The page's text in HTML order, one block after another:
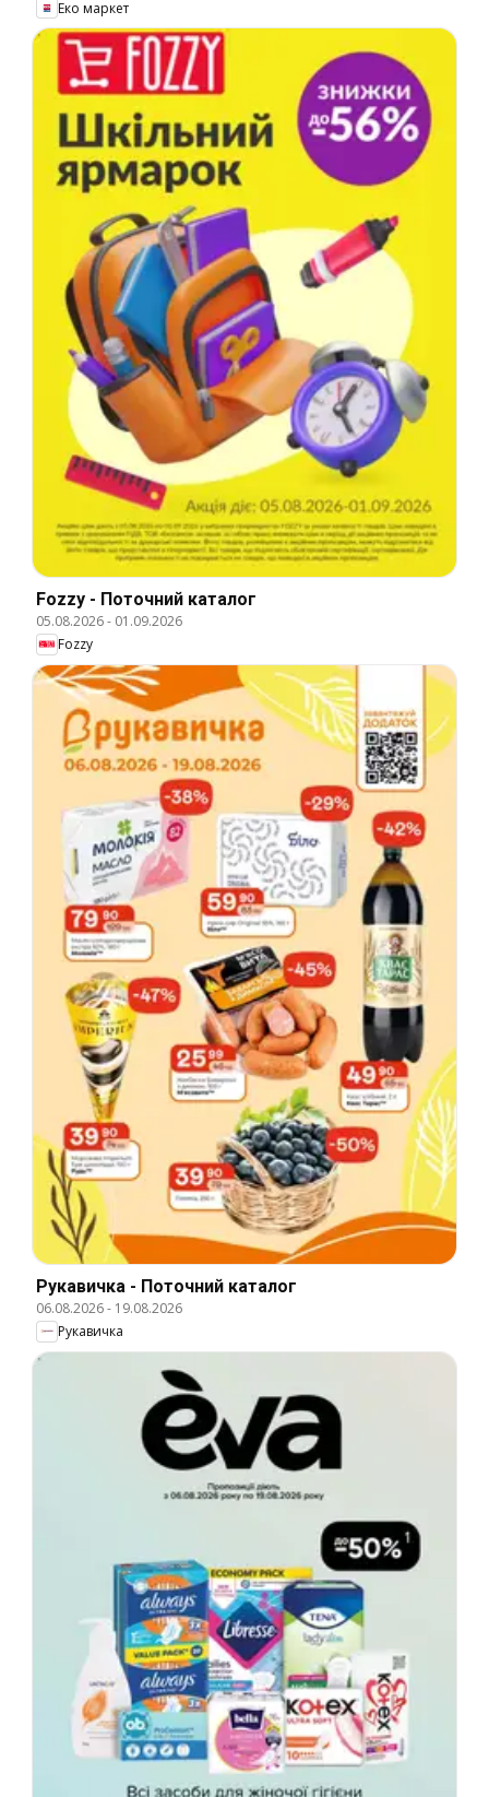
Еко маркет
Fozzy - Поточний каталог
05.08.2026- 01.09.2026
Fozzy
Рукавичка - Поточний каталог
06.08.2026- 19.08.2026
Рукавичка